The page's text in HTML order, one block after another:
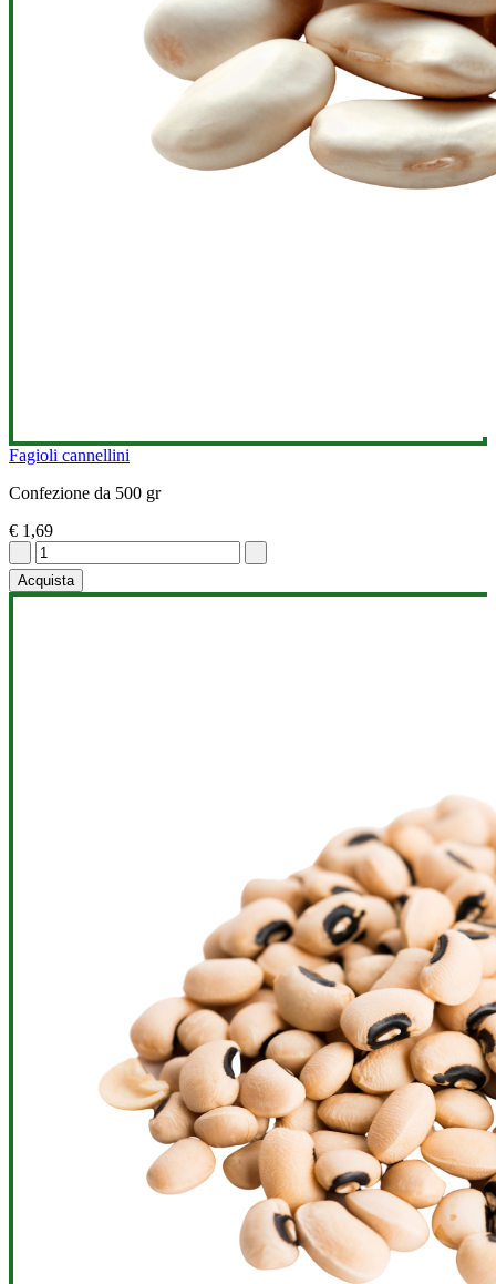
Fagioli cannellini
Confezione da 500 gr
€ 1,69
Acquista